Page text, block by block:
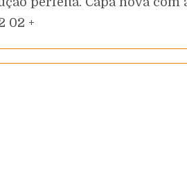
02 +